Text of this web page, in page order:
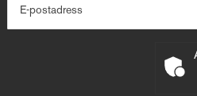
E-postadress